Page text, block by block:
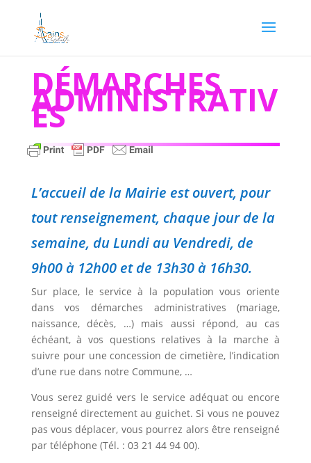
DÉMARCHES
ADMINISTRATIV
ES
L’accueil de la Mairie est ouvert, pour
tout renseignement, chaque jour de la
semaine, du Lundi au Vendredi, de
9h00 à 12h00 et de 13h30 à 16h30.
Sur place, le service à la population vous oriente
dans vos démarches administratives (mariage,
naissance, décès, …) mais aussi répond, au cas
échéant, à vos questions relatives à la marche à
suivre pour une concession de cimetière, l’indication
d’une rue dans notre Commune, …
Vous serez guidé vers le service adéquat ou encore
renseigné directement au guichet. Si vous ne pouvez
pas vous déplacer, vous pourrez alors être renseigné
par téléphone (Tél. : 03 21 44 94 00).